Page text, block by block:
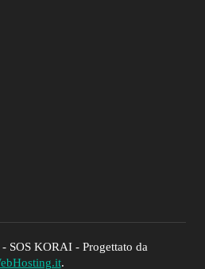
SOS KORAI - Progettato da
.